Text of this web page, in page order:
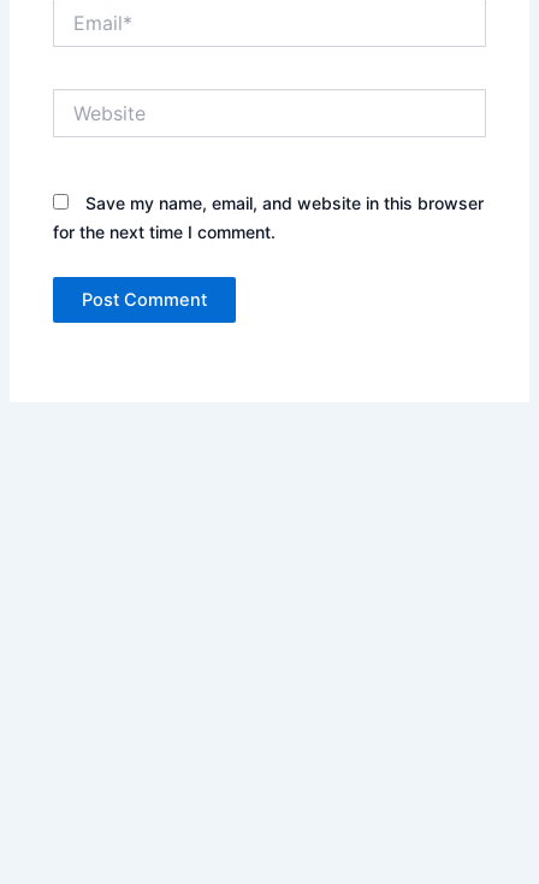
Save my name, email, and website in this browser
for the next time I comment.